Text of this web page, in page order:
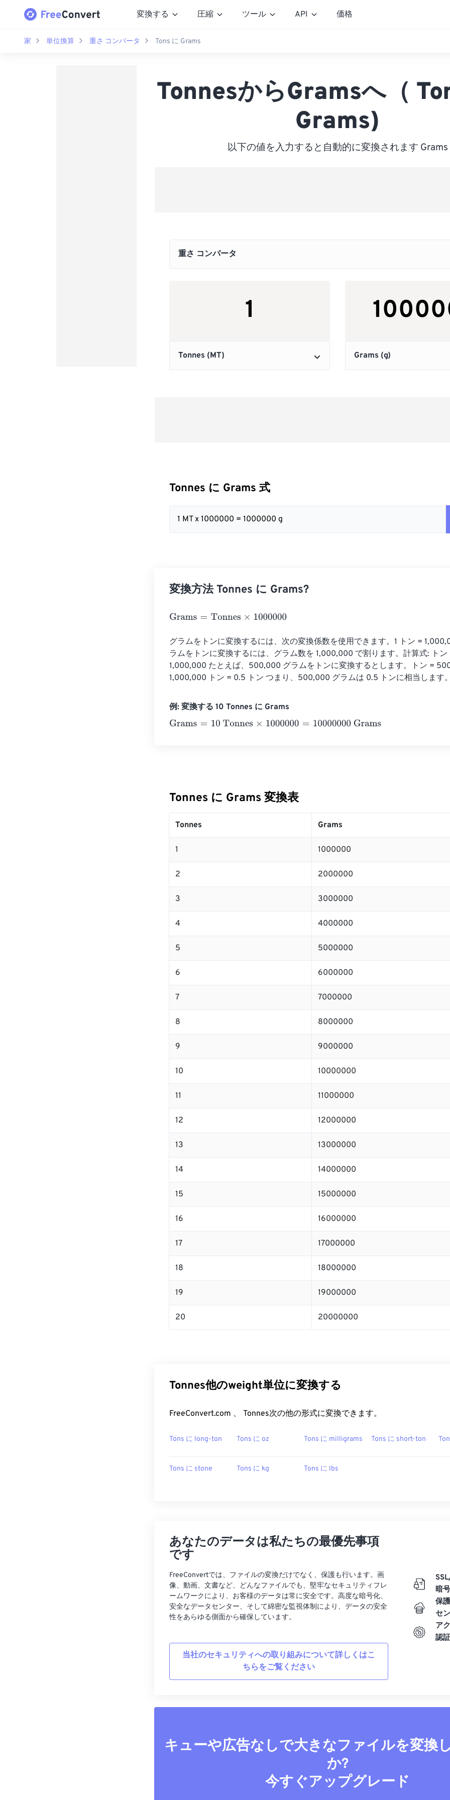
変換する 圧縮 ツール API 価格
家 単位換算 重さ コンバータ Tons に Grams
TonnesからGramsへ（
Grams)
以下の値を入力すると自動的に変換されます Grams
Tonnes に Grams 式
1 MT x 1000000 = 1000000 g
変換方法 Tonnes に Grams?
Grams= Tonnes×1000000
グラムをトンに変換するには、次の変換係数を使用できます。1 トン =
ラムをトンに変換するには、グラム数を 1,000,000 で割ります。計算式: ト
1,000,000 たとえば、500,000 グラムをトンに変換するとします。トン =
1,000,000 トン = 0.5 トン つまり、500,000 グラムは 0.5 トンに相当します
例: 変換する 10 Tonnes に Grams
Grams= 10 Tonnes×1000000=10000000 Grams
Tonnes に Grams 変換表
Tonnes Grams
1 1000000
2 2000000
3 3000000
4 4000000
5 5000000
6 6000000
7 7000000
8 8000000
9 9000000
10 10000000
11 11000000
12 12000000
13 13000000
14 14000000
15 15000000
16 16000000
17 17000000
18 18000000
19 19000000
20 20000000
Tonnes他のweight単位に変換する
FreeConvert.com 、 Tonnes次の他の形式に変換できます。
Tons に long-ton Tons に oz Tons に milligrams Tons に short-ton
Tons に stone Tons に kg Tons に lbs
あなたのデータは私たちの最優先事項
です
FreeConvertでは、ファイルの変換だけでなく、保護も行います。画
像、動画、文書など、どんなファイルでも、堅牢なセキュリティフレ
ームワークにより、お客様のデータは常に安全です。高度な暗号化、
安全なデータセンター、そして綿密な監視体制により、データの安全
性をあらゆる側面から確保しています。
当社のセキュリティへの取り組みについて詳しくはこ
ちらをご覧ください
暗
保
セ
ア
認証
キューや広告なしで大きなファイルを変換
か?
今すぐアップグレード